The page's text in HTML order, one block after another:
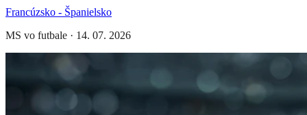
Francúzsko - Španielsko
MS vo futbale · 14. 07. 2026